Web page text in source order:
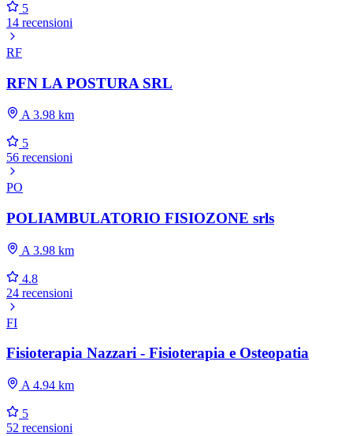
5
14 recensioni
RF
RFN LA POSTURA SRL
A 3.98 km
5
56 recensioni
PO
POLIAMBULATORIO FISIOZONE srls
A 3.98 km
4.8
24 recensioni
FI
Fisioterapia Nazzari - Fisioterapia e Osteopatia
A 4.94 km
5
52 recensioni